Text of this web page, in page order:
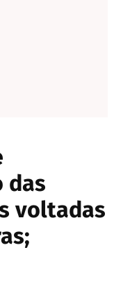
das
voltadas